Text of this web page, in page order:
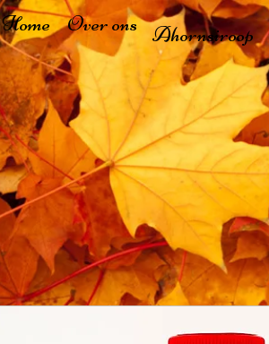
Over ons Ahornsiroop
Home